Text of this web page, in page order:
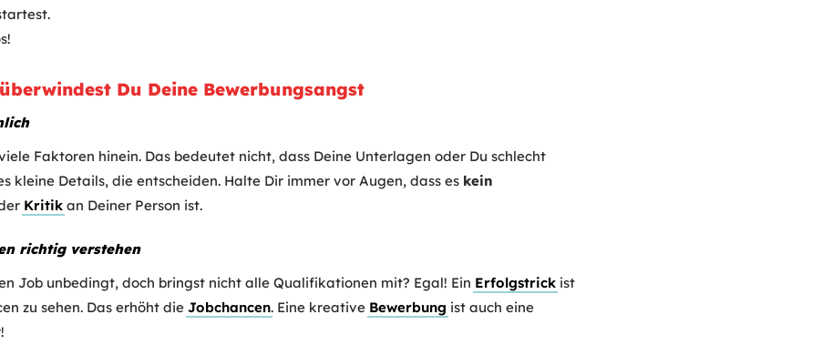
Du Deine Bewerbungsangst
Faktoren hinein. Das bedeutet nicht, dass Deine Unterlagen oder Du schlecht
kleine Details, die entscheiden. Halte Dir immer vor Augen, dass es kein
Kritik an Deiner Person ist.
richtig verstehen
Job unbedingt, doch bringst nicht alle Qualifikationen mit? Egal! Ein Erfolgstrick ist
zu sehen. Das erhöht dieJobchancen. Eine kreative Bewerbung ist auch eine